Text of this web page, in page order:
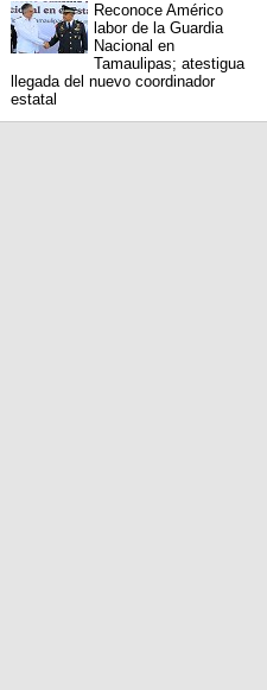
Reconoce Américo
labor de la Guardia
Nacional en
Tamaulipas; atestigua
llegada del nuevo coordinador
estatal